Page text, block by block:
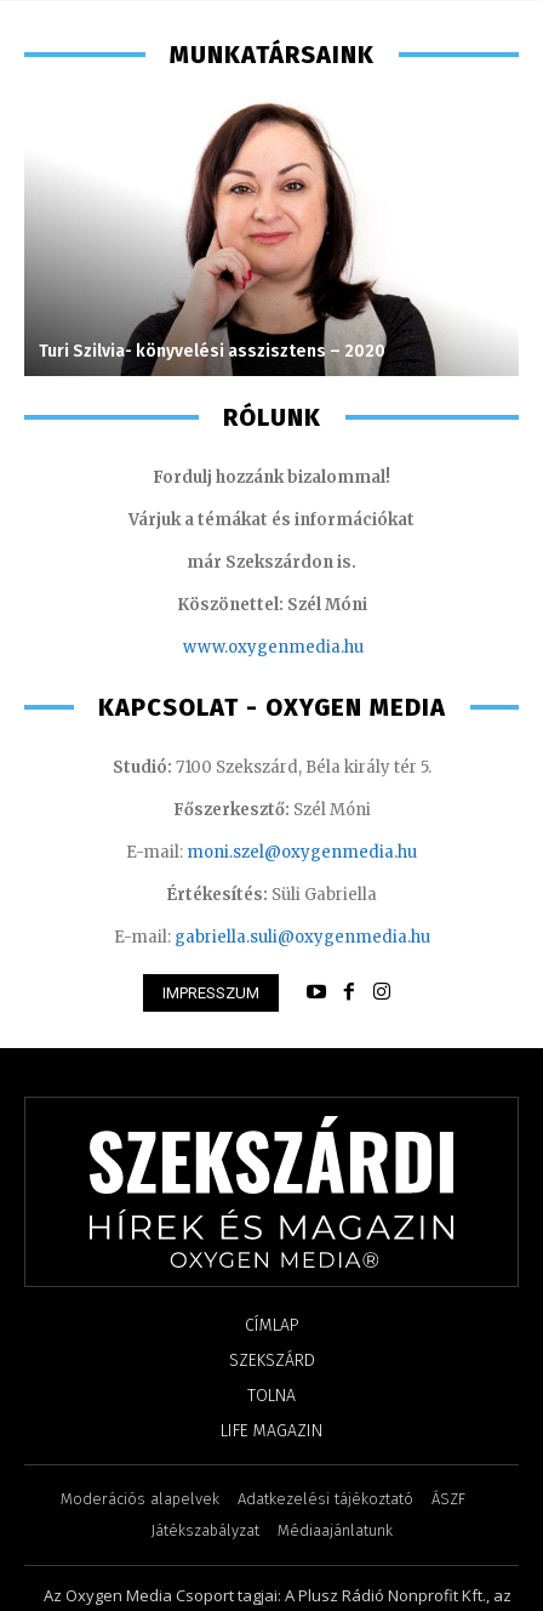
MUNKATÁRSAINK
Turi Szilvia- könyvelési asszisztens – 2020
RÓLUNK
Fordulj hozzánk bizalommal!
Várjuk a témákat és információkat
már Szekszárdon is.
Köszönettel: Szél Móni
www.oxygenmedia.hu
KAPCSOLAT - OXYGEN MEDIA
Studió: 7100 Szekszárd, Béla király tér 5.
Főszerkesztő: Szél Móni
E-mail: moni.szel@oxygenmedia.hu
Értékesítés: Süli Gabriella
E-mail: gabriella.suli@oxygenmedia.hu
IMPRESSZUM
CÍMLAP
SZEKSZÁRD
TOLNA
LIFE MAGAZIN
Moderációs alapelvek Adatkezelési tájékoztató
ÁSZF
Játékszabályzat
Médiaajánlatunk
Az Oxygen Media Csoport tagjai: A Plusz Rádió Nonprofit Kft., az